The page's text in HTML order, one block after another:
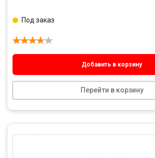
Добавить в корзину
Перейти в корзину
Под заказ